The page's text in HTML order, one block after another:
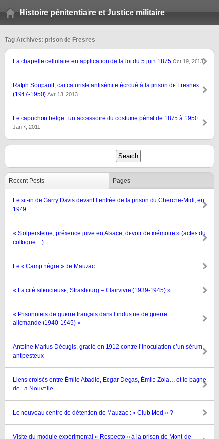
Histoire pénitentiaire et Justice militaire
Tag Archives: prison de Fresnes
La chapelle cellulaire en application de la loi du 5 juin 1875 Oct 19, 2013
Ralph Soupault, caricaturiste antisémite écroué à la prison de Fresnes
(1947-1950) Avr 13, 2013
Le capuchon belge : un accessoire du costume pénal de 1875 à 1950
Jan 7, 2011
Recent Posts Pages
Le sit-in de Garry Davis devant l’entrée de la prison du Cherche-Midi, en
1949
« Stolpersteine, présence juive en Alsace, devoir de mémoire » (actes du
colloque…)
Le « Camp nègre » de Mauzac
« La cité silencieuse, Strasbourg – Clairvivre (1939-1945) »
« Prisonniers de guerre français dans l’industrie de guerre
allemande (1940-1945) »
Antoine Marius Décugis, gracié en 1912 contre l’inoculation d’un sérum
antipesteux
Liens croisés entre Émile Abadie, Edgar Degas, Émile Zola… et le bagne
de La Nouvelle
Le nouveau centre de détention de Mauzac : « Club Med » ?
Visite du module expérimental « Respecto » à la prison de Mont-de-